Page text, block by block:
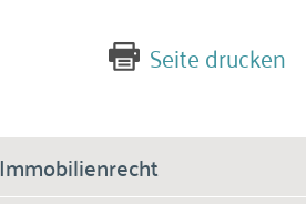
Seite drucken